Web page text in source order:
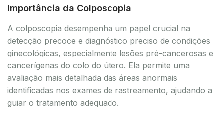
Importância da Colposcopia
A colposcopia desempenha um papel crucial na
detecção precoce e diagnóstico preciso de condições
ginecológicas, especialmente lesões pré-cancerosas e
cancerígenas do colo do útero. Ela permite uma
avaliação mais detalhada das áreas anormais
identificadas nos exames de rastreamento, ajudando a
guiar o tratamento adequado.